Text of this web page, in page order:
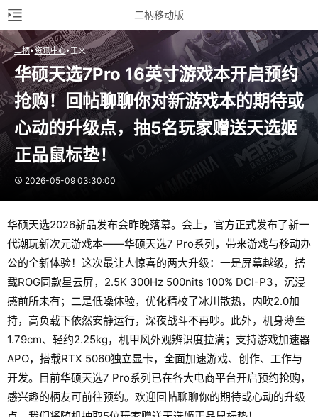
二柄移动版
二柄 资讯中心 正文
华硕天选7Pro 16英寸游戏本开启预约
抢购！回帖聊聊你对新游戏本的期待或
心动的升级点，抽5名玩家赠送天选姬
正品鼠标垫！
2026-05-09 03:30:00
华硕天选2026新品发布会昨晚落幕。会上，官方正式发布了新一
代潮玩新次元游戏本——华硕天选7 Pro系列，带来游戏与移动办
公的全新体验！这次最让人惊喜的两大升级：一是屏幕越级，搭
载ROG同款星云屏，2.5K 300Hz 500nits 100% DCI-P3，沉浸
感前所未有；二是低噪体验，优化精校了冰川散热，内吹2.0加
持，高负载下依然安静运行，深夜战斗不再吵。此外，机身薄至
1.79cm、轻约2.25kg，机甲风外观辨识度拉满；支持游戏加速器
APO，搭载RTX 5060独立显卡，全面加速游戏、创作、工作与
开发。目前华硕天选7 Pro系列已在各大电商平台开启预约抢购，
感兴趣的柄友可前往预约。欢迎回帖聊聊你的期待或心动的升级